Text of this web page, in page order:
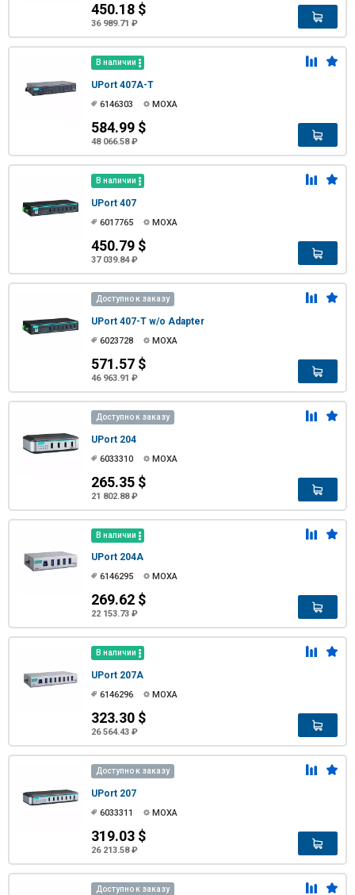
450.18 $
36 989.71 ₽
В наличии
UPort 407A-T
6146303 MOXA
584.99 $
48 066.58 ₽
В наличии
UPort 407
6017765 MOXA
450.79 $
37 039.84 ₽
Доступно к заказу
UPort 407-T w/o Adapter
6023728 MOXA
571.57 $
46 963.91 ₽
Доступно к заказу
UPort 204
6033310 MOXA
265.35 $
21 802.88 ₽
В наличии
UPort 204A
6146295 MOXA
269.62 $
22 153.73 ₽
В наличии
UPort 207A
6146296 MOXA
323.30 $
26 564.43 ₽
Доступно к заказу
UPort 207
6033311 MOXA
319.03 $
26 213.58 ₽
Доступно к заказу